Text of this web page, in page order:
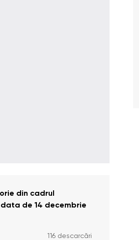
din cadrul
de 14 decembrie
116 descarcări